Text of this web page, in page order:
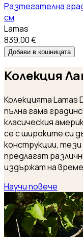
Разтегателна
см
Lamas
839,00 €
Добави в кошницата
Колекция
Колекцията Lamas
пълна гама
класическия
се с широките си
конструкции,
предлагат
издържат на
Научи повече